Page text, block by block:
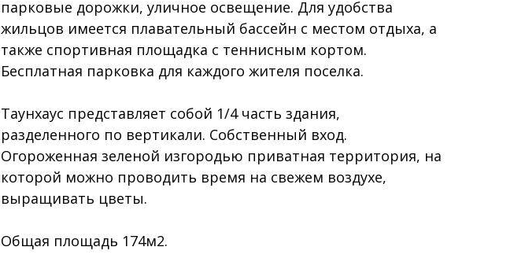
парковые дорожки, уличное освещение. Для удобства
жильцов имеется плавательный бассейн с местом отдыха, а
также спортивная площадка с теннисным кортом.
Бесплатная парковка для каждого жителя поселка.
Таунхаус представляет собой 1/4 часть здания,
разделенного по вертикали. Собственный вход.
Огороженная зеленой изгородью приватная территория, на
которой можно проводить время на свежем воздухе,
выращивать цветы.
Общая площадь 174м2.